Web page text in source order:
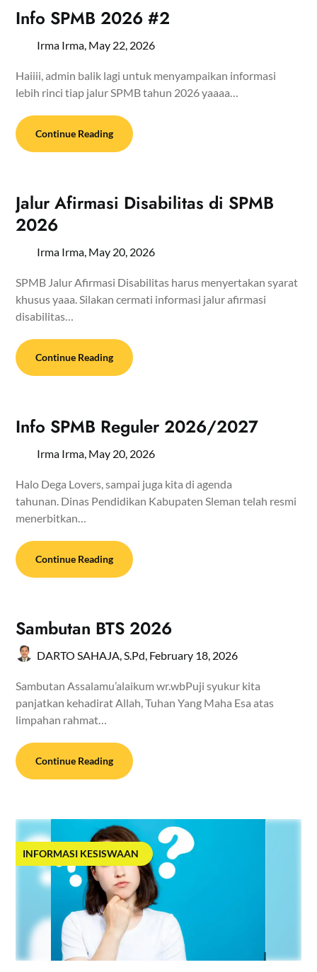
Info SPMB 2026 #2
Irma Irma, May 22, 2026
Haiiii, admin balik lagi untuk menyampaikan informasi
lebih rinci tiap jalur SPMB tahun 2026 yaaaa…
Continue Reading
Jalur Afirmasi Disabilitas di SPMB
2026
Irma Irma, May 20, 2026
SPMB Jalur Afirmasi Disabilitas harus menyertakan syarat
khusus yaaa. Silakan cermati informasi jalur afirmasi
disabilitas…
Continue Reading
Info SPMB Reguler 2026/2027
Irma Irma, May 20, 2026
Halo Dega Lovers, sampai juga kita di agenda
tahunan. Dinas Pendidikan Kabupaten Sleman telah resmi
menerbitkan…
Continue Reading
Sambutan BTS 2026
DARTO SAHAJA, S.Pd, February 18, 2026
Sambutan Assalamu’alaikum wr.wbPuji syukur kita
panjatkan kehadirat Allah, Tuhan Yang Maha Esa atas
limpahan rahmat…
Continue Reading
INFORMASI KESISWAAN